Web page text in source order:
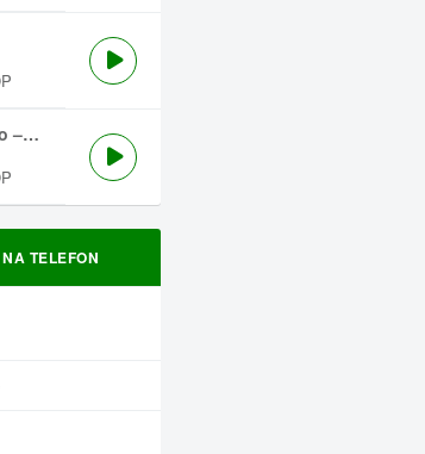
TELEFON